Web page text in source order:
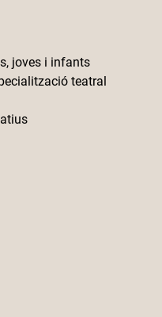
joves i infants
teatral